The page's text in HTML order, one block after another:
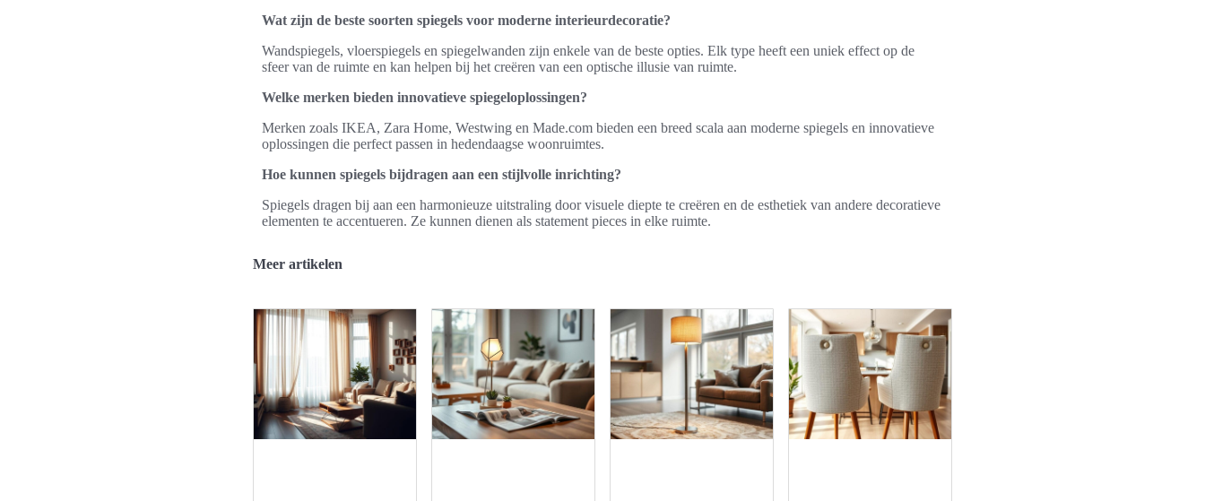
Wat zijn de beste soorten spiegels voor moderne interieurdecoratie?
Wandspiegels, vloerspiegels en spiegelwanden zijn enkele van de beste opties. Elk type heeft een uniek effect op de
sfeer van de ruimte en kan helpen bij het creëren van een optische illusie van ruimte.
Welke merken bieden innovatieve spiegeloplossingen?
Merken zoals IKEA, Zara Home, Westwing en Made.com bieden een breed scala aan moderne spiegels en innovatieve
oplossingen die perfect passen in hedendaagse woonruimtes.
Hoe kunnen spiegels bijdragen aan een stijlvolle inrichting?
Spiegels dragen bij aan een harmonieuze uitstraling door visuele diepte te creëren en de esthetiek van andere decoratieve
elementen te accentueren. Ze kunnen dienen als statement pieces in elke ruimte.
Meer artikelen